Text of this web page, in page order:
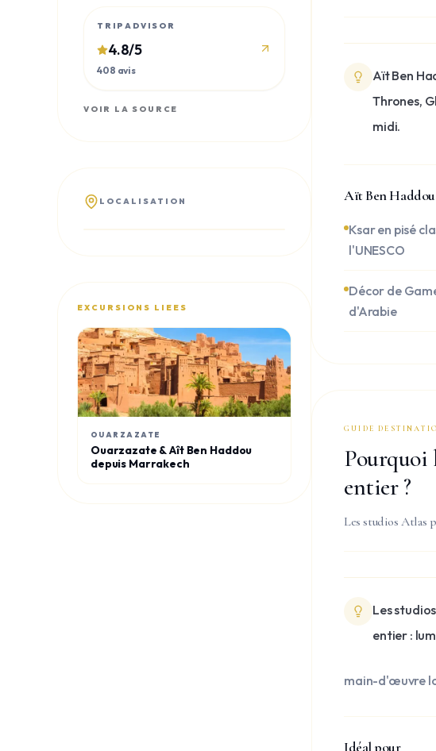
TRIPADVISOR
4.8/5
408 avis
VOIR LA SOURCE
LOCALISATION
EXCURSIONS LIEES
OUARZAZATE
Ouarzazate & Aît Ben Haddou
depuis Marrakech
Aït Ben
Thrones,
midi.
Aït Ben
Ksar en pisé
l'UNESCO
Décor de
d'Arabie
GUIDE
Pourquoi
entier ?
Les studios Atlas
Les
entier :
main-d'œuvre
Idéal pour